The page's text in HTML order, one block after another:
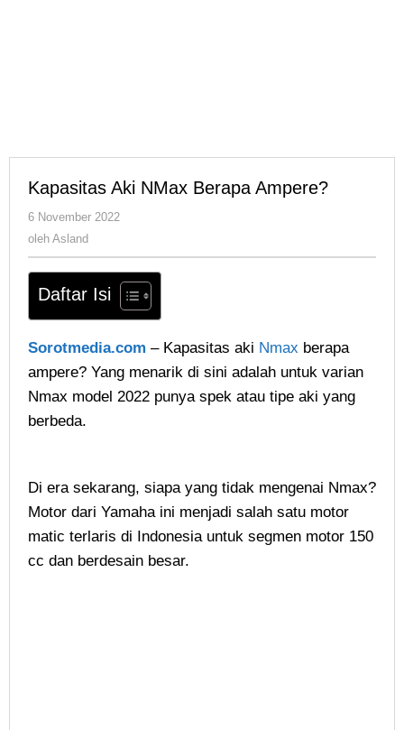
Kapasitas Aki NMax Berapa Ampere?
6 November 2022
oleh Asland
Daftar Isi
Sorotmedia.com – Kapasitas aki Nmax berapa
ampere? Yang menarik di sini adalah untuk varian
Nmax model 2022 punya spek atau tipe aki yang
berbeda.
Di era sekarang, siapa yang tidak mengenai Nmax?
Motor dari Yamaha ini menjadi salah satu motor
matic terlaris di Indonesia untuk segmen motor 150
cc dan berdesain besar.